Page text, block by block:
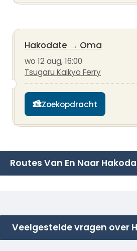
Hakodate → Oma
wo 12 aug, 16:00
Tsugaru Kaikyo Ferry
Zoekopdracht
Routes Van En Naar
Veelgestelde vragen over